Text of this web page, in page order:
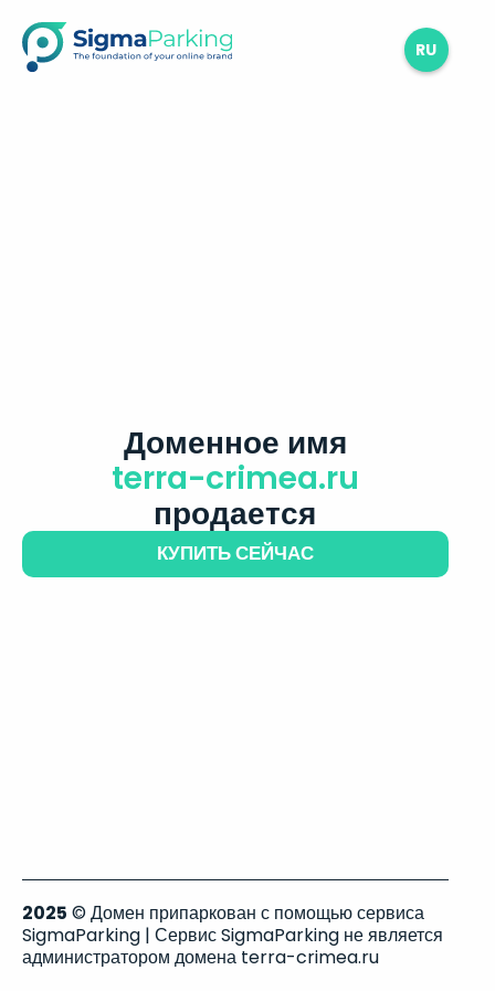
RU
Доменное имя
terra-crimea.ru
продается
КУПИТЬ СЕЙЧАС
2025 © Домен припаркован с помощью сервиса
SigmaParking | Сервис SigmaParking не является
администратором домена terra-crimea.ru